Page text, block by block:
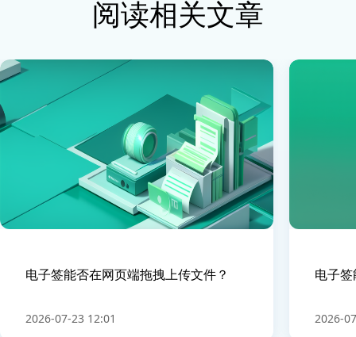
阅读相关文章
电子签能否在网页端拖拽上传文件？
2026-07-23 12:01
电子
2026-